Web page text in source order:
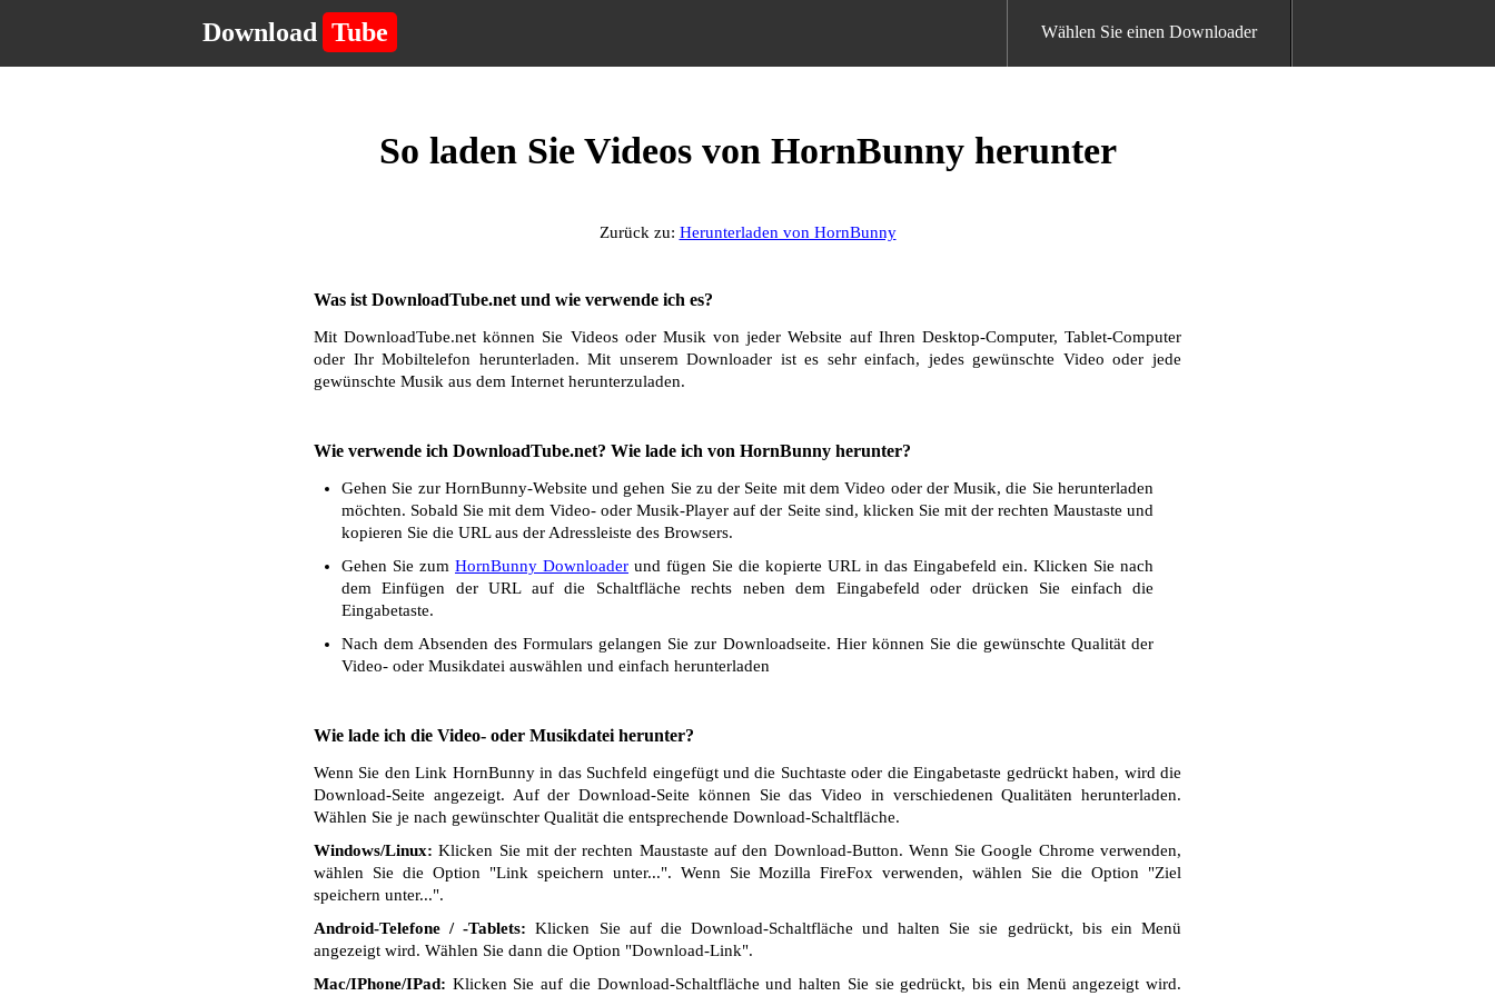
Download Tube Wählen Sie einen Downloader
So laden Sie Videos von HornBunny herunter
Zurück zu: Herunterladen von HornBunny
Was ist DownloadTube.net und wie verwende ich es?
Mit DownloadTube.net können Sie Videos oder Musik von jeder Website auf Ihren Desktop-Computer, Tablet-Computer
oder Ihr Mobiltelefon herunterladen. Mit unserem Downloader ist es sehr einfach, jedes gewünschte Video oder jede
gewünschte Musik aus dem Internet herunterzuladen.
Wie verwende ich DownloadTube.net? Wie lade ich von HornBunny herunter?
Gehen Sie zur HornBunny-Website und gehen Sie zu der Seite mit dem Video oder der Musik, die Sie herunterladen
möchten. Sobald Sie mit dem Video- oder Musik-Player auf der Seite sind, klicken Sie mit der rechten Maustaste und
kopieren Sie die URL aus der Adressleiste des Browsers.
Gehen Sie zum HornBunny Downloader und fügen Sie die kopierte URL in das Eingabefeld ein. Klicken Sie nach
dem Einfügen der URL auf die Schaltfläche rechts neben dem Eingabefeld oder drücken Sie einfach die
Eingabetaste.
Nach dem Absenden des Formulars gelangen Sie zur Downloadseite. Hier können Sie die gewünschte Qualität der
Video- oder Musikdatei auswählen und einfach herunterladen
Wie lade ich die Video- oder Musikdatei herunter?
Wenn Sie den Link HornBunny in das Suchfeld eingefügt und die Suchtaste oder die Eingabetaste gedrückt haben, wird die
Download-Seite angezeigt. Auf der Download-Seite können Sie das Video in verschiedenen Qualitäten herunterladen.
Wählen Sie je nach gewünschter Qualität die entsprechende Download-Schaltfläche.
Windows/Linux: Klicken Sie mit der rechten Maustaste auf den Download-Button. Wenn Sie Google Chrome verwenden,
wählen Sie die Option "Link speichern unter...". Wenn Sie Mozilla FireFox verwenden, wählen Sie die Option "Ziel
speichern unter...".
Android-Telefone / -Tablets: Klicken Sie auf die Download-Schaltfläche und halten Sie sie gedrückt, bis ein Menü
angezeigt wird. Wählen Sie dann die Option "Download-Link".
Mac/IPhone/IPad: Klicken Sie auf die Download-Schaltfläche und halten Sie sie gedrückt, bis ein Menü angezeigt wird.